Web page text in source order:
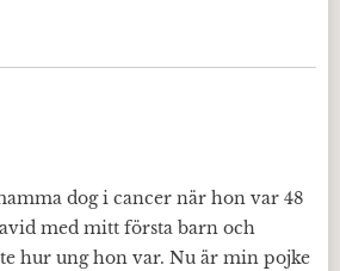
dog i cancer när hon var 48
med mitt första barn och
hur ung hon var. Nu är min pojke